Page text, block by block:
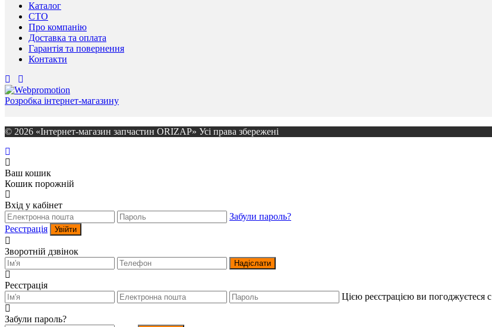
Каталог
СТО
Про компанію
Доставка та оплата
Гарантія та повернення
Контакти
Розробка інтернет-магазину
© 2026 «Інтернет-магазин запчастин ORIZAP» Усі права збережені
Ваш кошик
Кошик порожній
Вхід у кабінет
Забули пароль?
Реєстрація
Увійти
Зворотній дзвінок
Надіслати
Реєстрація
Цією реєстрацією ви погоджуєтеся c
Забули пароль?